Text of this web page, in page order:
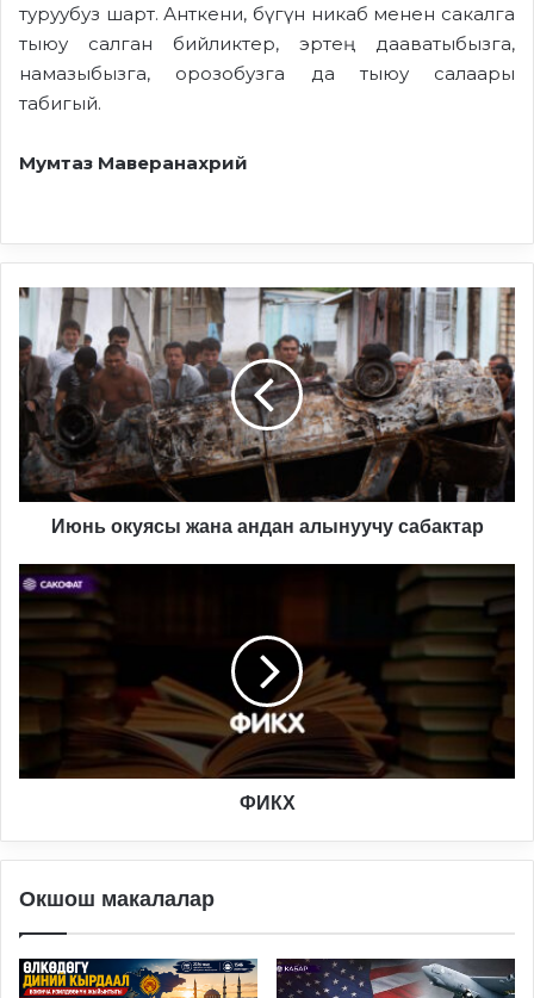
туруубуз шарт. Анткени, бүгүн никаб менен сакалга
тыюу салган бийликтер, эртең дааватыбызга,
намазыбызга, орозобузга да тыюу салаары
табигый.
Мумтаз Маверанахрий
Июнь
окуясы
жана
андан
алынуучу
сабактар
Июнь окуясы жана андан алынуучу сабактар
ФИКХ
ФИКХ
Окшош макалалар